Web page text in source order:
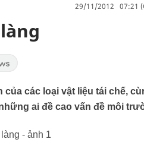
29/11/2012 07:21
các loại vật liệu tái chế,
ai đề cao vấn đề môi